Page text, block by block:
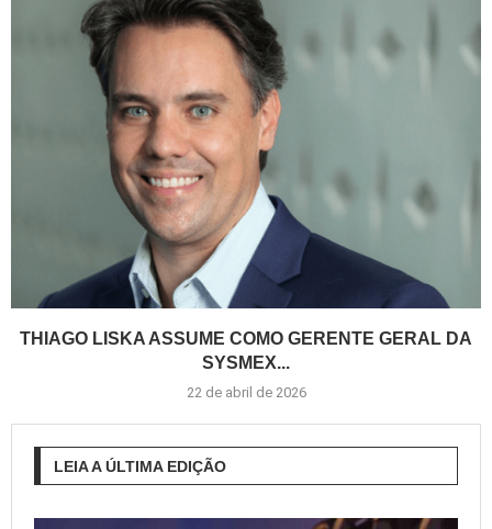
THIAGO LISKA ASSUME COMO GERENTE GERAL DA
SYSMEX...
22 de abril de 2026
LEIA A ÚLTIMA EDIÇÃO